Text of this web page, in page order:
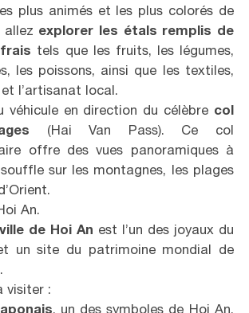
plus animés et les plus colorés de
allez explorer les étals remplis de
tels que les fruits, les légumes,
les poissons, ainsi que les textiles,
l’artisanat local.
véhicule en direction du célèbre col
(Hai Van Pass). Ce col
offre des vues panoramiques à
sur les montagnes, les plages
An.
de Hoi An est l’un des joyaux du
un site du patrimoine mondial de
visiter :
, un des symboles de Hoi An,